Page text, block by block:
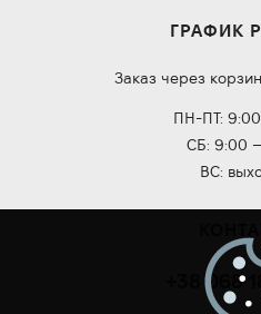
ГРАФИК
Заказ через
ПН-ПТ:
СБ: 9:00
ВС:
+38 068